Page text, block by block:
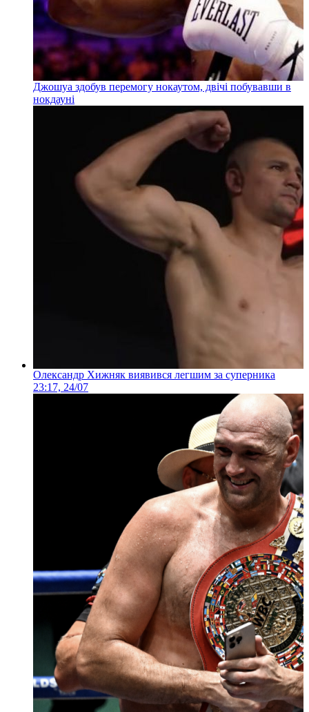
Джошуа здобув перемогу нокаутом, двічі побувавши в
нокдауні
Олександр Хижняк виявився легшим за суперника
23:17, 24/07